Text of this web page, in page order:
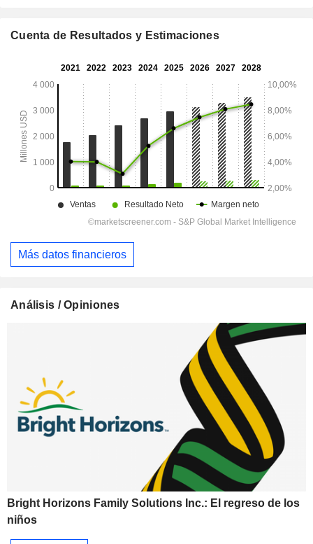
Cuenta de Resultados y Estimaciones
Más datos financieros
Análisis / Opiniones
Bright Horizons Family Solutions Inc.: El regreso de los
niños